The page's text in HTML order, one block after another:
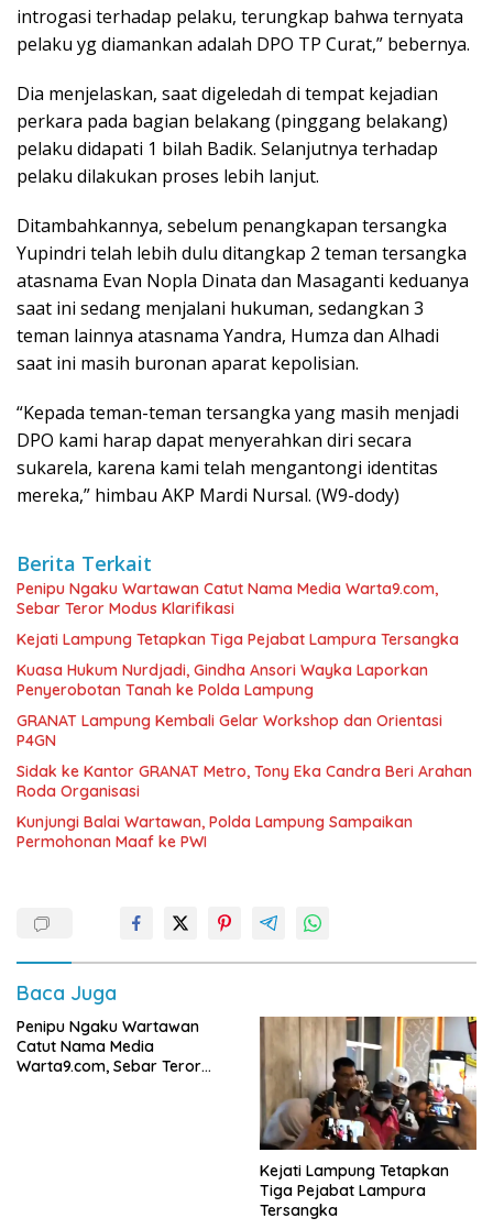
introgasi terhadap pelaku, terungkap bahwa ternyata
pelaku yg diamankan adalah DPO TP Curat,” bebernya.
Dia menjelaskan, saat digeledah di tempat kejadian
perkara pada bagian belakang (pinggang belakang)
pelaku didapati 1 bilah Badik. Selanjutnya terhadap
pelaku dilakukan proses lebih lanjut.
Ditambahkannya, sebelum penangkapan tersangka
Yupindri telah lebih dulu ditangkap 2 teman tersangka
atasnama Evan Nopla Dinata dan Masaganti keduanya
saat ini sedang menjalani hukuman, sedangkan 3
teman lainnya atasnama Yandra, Humza dan Alhadi
saat ini masih buronan aparat kepolisian.
“Kepada teman-teman tersangka yang masih menjadi
DPO kami harap dapat menyerahkan diri secara
sukarela, karena kami telah mengantongi identitas
mereka,” himbau AKP Mardi Nursal. (W9-dody)
Berita Terkait
Penipu Ngaku Wartawan Catut Nama Media Warta9.com,
Sebar Teror Modus Klarifikasi
Kejati Lampung Tetapkan Tiga Pejabat Lampura Tersangka
Kuasa Hukum Nurdjadi, Gindha Ansori Wayka Laporkan
Penyerobotan Tanah ke Polda Lampung
GRANAT Lampung Kembali Gelar Workshop dan Orientasi
P4GN
‎Sidak ke Kantor GRANAT Metro, Tony Eka Candra Beri Arahan
Roda Organisasi
Kunjungi Balai Wartawan, Polda Lampung Sampaikan
Permohonan Maaf ke PWI
Baca Juga
Penipu Ngaku Wartawan
Catut Nama Media
Warta9.com, Sebar Teror
Kejati Lampung Tetapkan
Tiga Pejabat Lampura
Tersangka